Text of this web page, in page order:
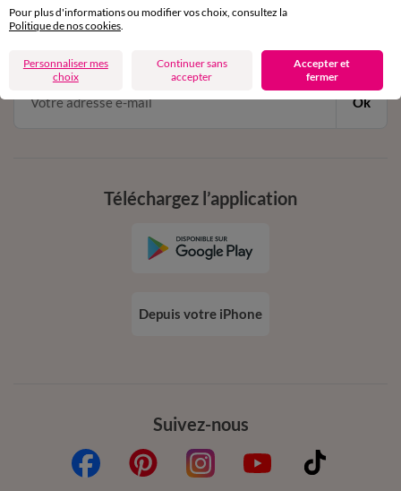
en vous inscrivant à la newsletter
conditions dans votre email de confirmation
Ok
Suivez-nous
Téléchargez l’application
Depuis votre iPhone
Pour plus d'informations ou modifier vos choix, consultez la
Politique de nos cookies
Personnaliser mes
choix
Continuer sans
accepter
Accepter et
fermer